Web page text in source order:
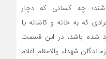
چه کسانی که دچار
که به خانه و کاشانه یا
شده باشد، در این قسمت
شهداء والامقام اعلام